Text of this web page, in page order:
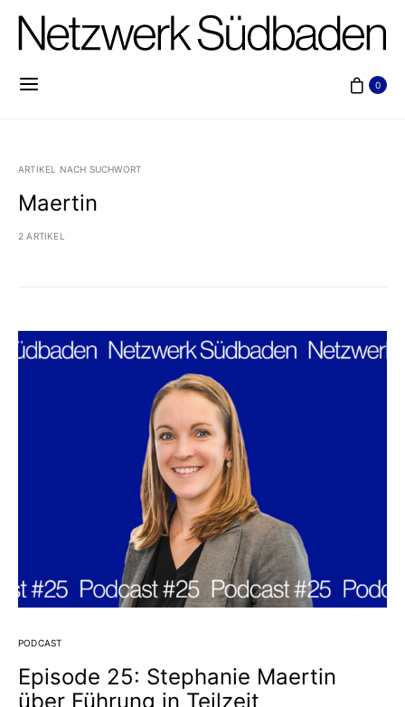
0
ARTIKEL NACH SUCHWORT
Maertin
2 ARTIKEL
PODCAST
Episode 25: Stephanie Maertin
über Führung in Teilzeit